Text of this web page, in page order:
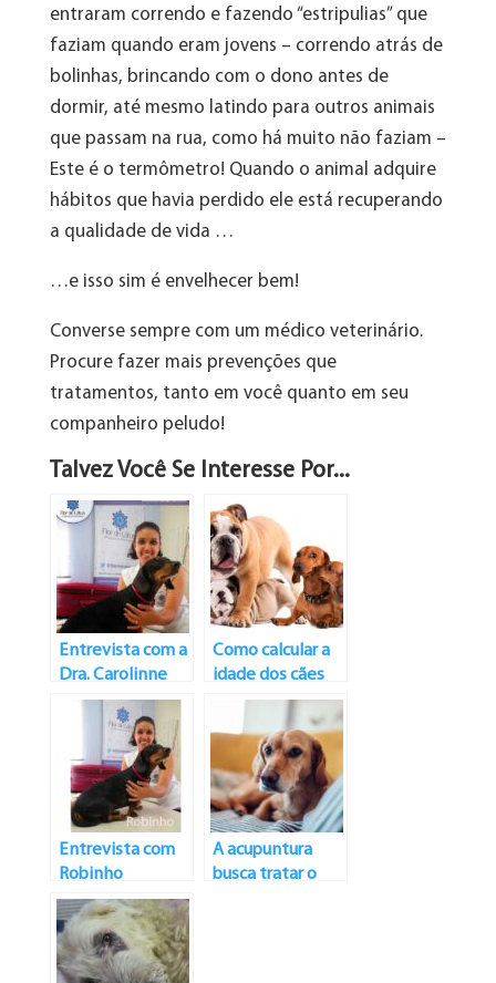
entraram correndo e fazendo “estripulias” que
faziam quando eram jovens – correndo atrás de
bolinhas, brincando com o dono antes de
dormir, até mesmo latindo para outros animais
que passam na rua, como há muito não faziam –
Este é o termômetro! Quando o animal adquire
hábitos que havia perdido ele está recuperando
a qualidade de vida …
…e isso sim é envelhecer bem!
Converse sempre com um médico veterinário.
Procure fazer mais prevenções que
tratamentos, tanto em você quanto em seu
companheiro peludo!
Talvez Você Se Interesse Por...
Entrevista com a
Dra. Carolinne
Torres
Como calcular a
idade dos cães
Entrevista com
Robinho
A acupuntura
busca tratar o